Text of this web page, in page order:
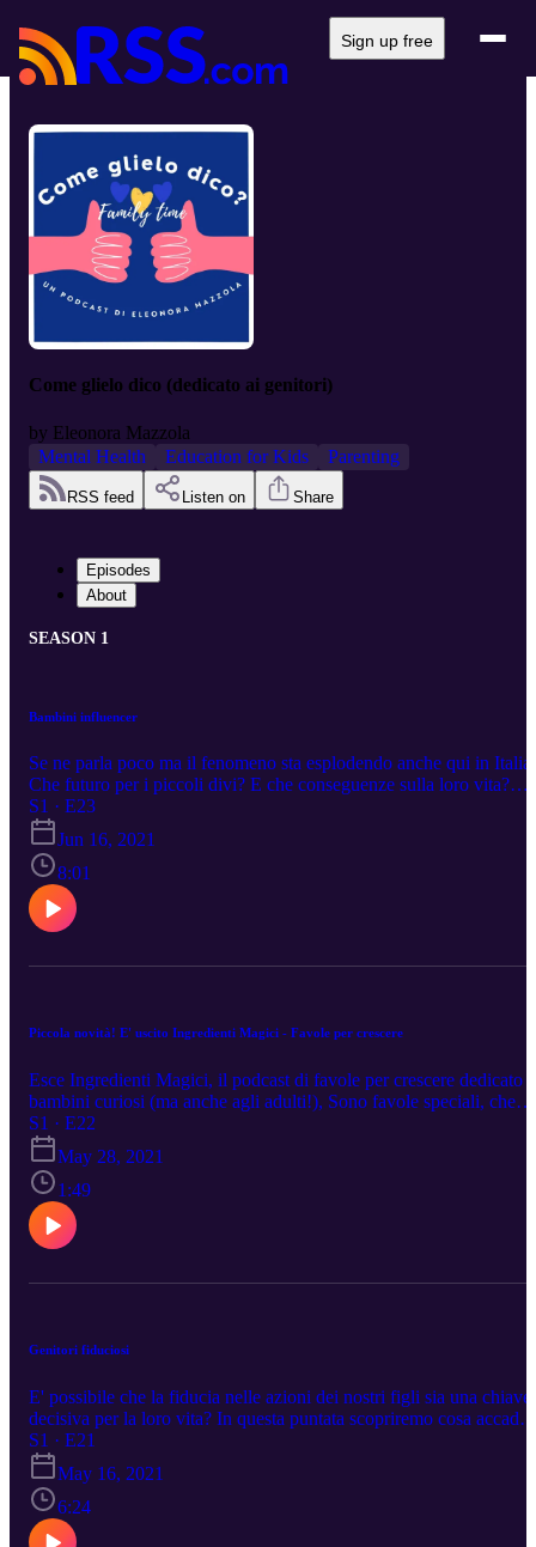
Sign up free
Come glielo dico (dedicato ai genitori)
by Eleonora Mazzola
Mental Health
Education for Kids Parenting
RSS feed Listen on Share
Episodes
About
SEASON 1
Bambini influencer
Se ne parla poco ma il fenomeno sta esplodendo anche qui in Italia.
Che futuro per i piccoli divi? E che conseguenze sulla loro vita?
Una puntata per rifletterci.
S1 · E23
Jun 16, 2021
8:01
Piccola novità! E' uscito Ingredienti Magici - Favole per crescere
Esce Ingredienti Magici, il podcast di favole per crescere dedicato
bambini curiosi (ma anche agli adulti!), Sono favole speciali, che
raccontano la storia dei personaggi secondari, ma non meno
importanti, delle favole più note.
https://podcasts.apple.com/us/podcast/ingredienti-
magici/id1568129409
S1 · E22
May 28, 2021
1:49
Genitori fiduciosi
E' possibile che la fiducia nelle azioni dei nostri figli sia una chiave
decisiva per la loro vita? In questa puntata scopriremo cosa accade
quando la fiducia non c'è o quando fa finta di esserci...
S1 · E21
May 16, 2021
6:24